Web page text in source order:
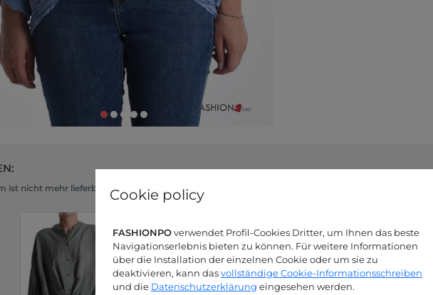
Cookie policy
FASHIONPOverwendet Profil-Cookies Dritter, um Ihnen das beste
Navigationserlebnis bieten zu können. Für weitere Informationen
über die Installation der einzelnen Cookie oder um sie zu
deaktivieren, kann dasvollständige Cookie-Informationsschreiben
und die Datenschutzerklärung eingesehen werden.
ist nicht mehr lieferbar, wählen Sie eine der folgenden Farben